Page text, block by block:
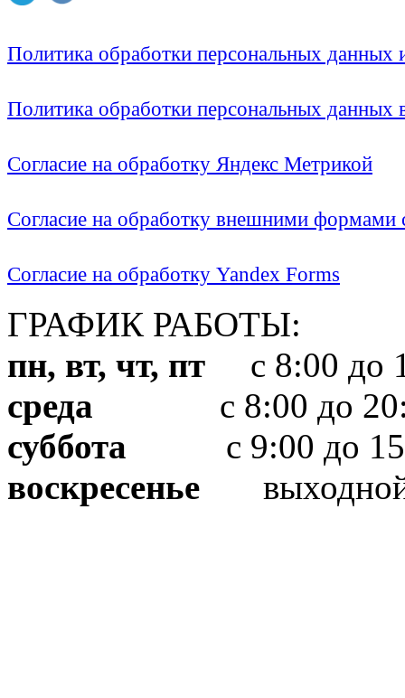
Политика обработки персональных
Политика обработки персональных
Согласие на обработку Яндекс Метрикой
Согласие на обработку внешними формами
Согласие на обработку Yandex Forms
ГРАФИК РАБОТЫ:
пн, вт, чт, пт с 8:00 до
среда с 8:00 до
суббота с 9:00 до
воскресенье